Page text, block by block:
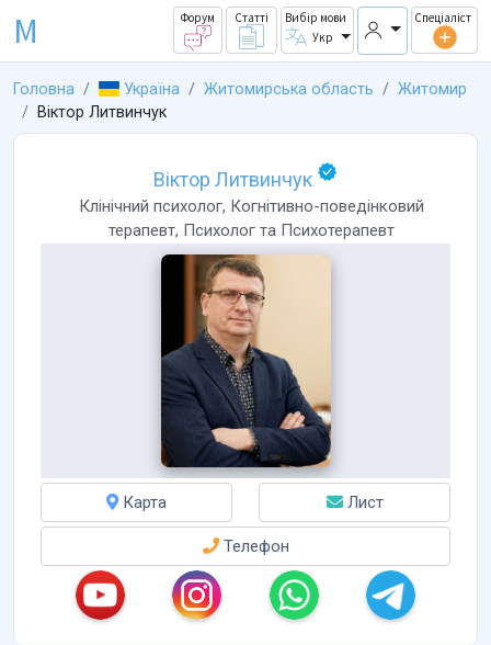
M Форум Статті
Вибір мови
Укр
Спеціаліст
Головна Україна Житомирська область
Житомир
Віктор Литвинчук
Віктор Литвинчук
Клінічний психолог, Когнітивно-поведінковий
терапевт, Психологта Психотерапевт
Карта Лист
Телефон